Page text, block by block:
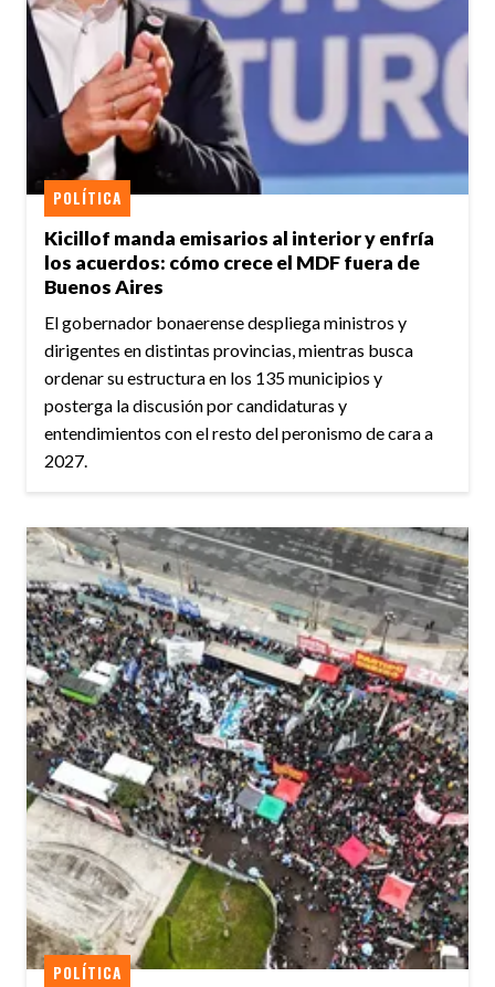
Kicillof manda emisarios al interior y enfría
los acuerdos: cómo crece el MDF fuera de
Buenos Aires
POLÍTICA
El gobernador bonaerense despliega ministros y
dirigentes en distintas provincias, mientras busca
ordenar su estructura en los 135 municipios y
posterga la discusión por candidaturas y
entendimientos con el resto del peronismo de cara a
2027.
POLÍTICA